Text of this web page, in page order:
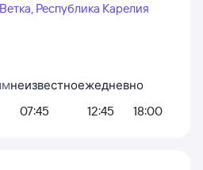
Республика Карелия
неизвестно
07:45
ежедневно
12:45
18:00